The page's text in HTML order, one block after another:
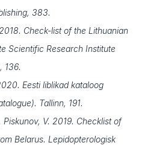
383.
Check-list of the Lithuanian
Scientific Research Institute
136.
Eesti liblikad kataloog
Tallinn, 191.
Piskunov, V. 2019. Checklist of
Belarus. Lepidopterologisk